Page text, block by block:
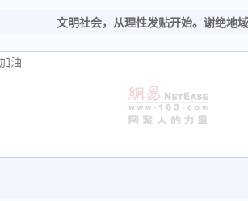
文明社会，从理性发贴开始。谢绝地